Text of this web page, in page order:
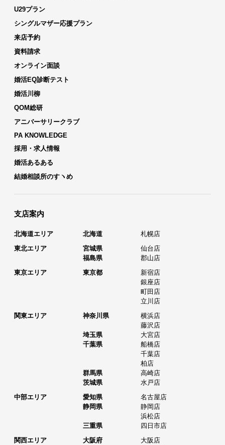
U29プラン
シングルマザー応援プラン
来店予約
資料請求
オンライン面談
婚活EQ診断テスト
婚活川柳
QOM総研
アニバーサリークラブ
PA KNOWLEDGE
採用・求人情報
婚活あるある
結婚相談所のすヽめ
支店案内
北海道エリア 北海道
札幌店
東北エリア
宮城県
仙台店
福島県
郡山店
東京エリア
東京都
新宿店
銀座店
町田店
立川店
関東エリア
神奈川県
横浜店
藤沢店
埼玉県
大宮店
千葉県
船橋店
千葉店
柏店
群馬県
高崎店
茨城県
水戸店
中部エリア
愛知県
名古屋店
静岡県
静岡店
浜松店
三重県
四日市店
関西エリア
大阪府
大阪店